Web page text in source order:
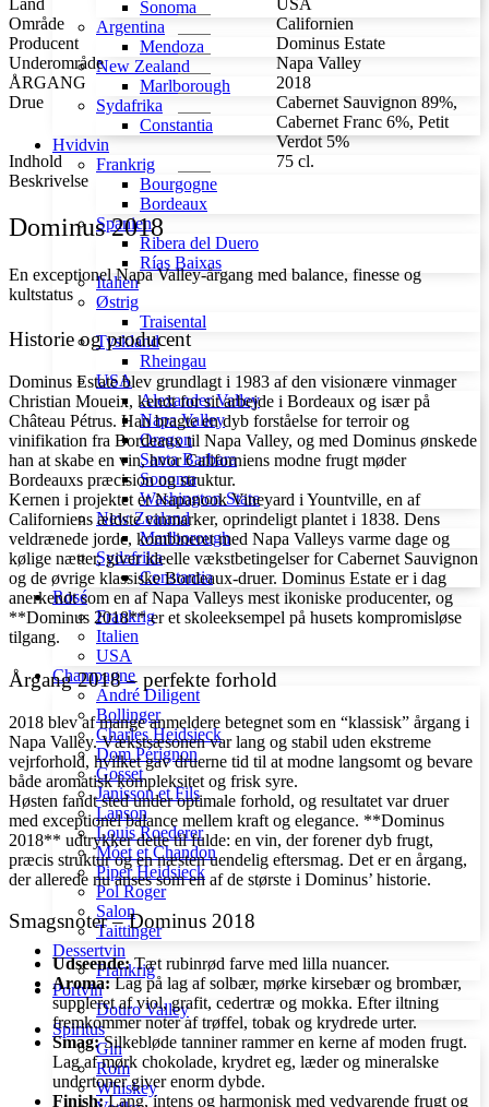
Sonoma
Argentina
Mendoza
New Zealand
Marlborough
Sydafrika
Constantia
Hvidvin
Frankrig
Bourgogne
Bordeaux
Spanien
Ribera del Duero
Rías Baixas
Italien
Østrig
Traisental
Tyskland
Rheingau
USA
Alexander Valley
Napa Valley
Oregon
Santa Barbara
Sonoma
Washington State
New Zealand
Marlborough
Sydafrika
Constantia
Rosé
Frankrig
Italien
USA
Champagne
André Diligent
Bollinger
Charles Heidsieck
Dom Pérignon
Gosset
Janisson et Fils
Lanson
Louis Roederer
Móet et Chandon
Piper Heidsieck
Pol Roger
Salon
Taittinger
Dessertvin
Frankrig
Portvin
Douro Valley
Spiritus
Gin
Rom
Whiskey
Land
USA
Område
Californien
Producent
Dominus Estate
Underområde
Napa Valley
ÅRGANG
2018
Drue
Cabernet Sauvignon 89%,
Cabernet Franc 6%, Petit
Verdot 5%
Indhold
75 cl.
Beskrivelse
Dominus 2018
En exceptionel Napa Valley-årgang med balance, finesse og
kultstatus
Historie og producent
Dominus Estate blev grundlagt i 1983 af den visionære vinmager
Christian Moueix, kendt for sit arbejde i Bordeaux og især på
Château Pétrus. Han bragte en dyb forståelse for terroir og
vinifikation fra Bordeaux til Napa Valley, og med Dominus ønskede
han at skabe en vin, hvor Californiens modne frugt møder
Bordeauxs præcision og struktur.
Kernen i projektet er Napanook Vineyard i Yountville, en af
Californiens ældste vinmarker, oprindeligt plantet i 1838. Dens
veldrænede jorde, kombineret med Napa Valleys varme dage og
kølige nætter, giver ideelle vækstbetingelser for Cabernet Sauvignon
og de øvrige klassiske Bordeaux-druer. Dominus Estate er i dag
anerkendt som en af Napa Valleys mest ikoniske producenter, og
**Dominus 2018** er et skoleeksempel på husets kompromisløse
tilgang.
Årgang 2018 – perfekte forhold
2018 blev af mange anmeldere betegnet som en “klassisk” årgang i
Napa Valley. Vækstsæsonen var lang og stabil uden ekstreme
vejrforhold, hvilket gav druerne tid til at modne langsomt og bevare
både aromatisk kompleksitet og frisk syre.
Høsten fandt sted under optimale forhold, og resultatet var druer
med exceptionel balance mellem kraft og elegance. **Dominus
2018** udtrykker dette til fulde: en vin, der forener dyb frugt,
præcis struktur og en næsten uendelig eftersmag. Det er en årgang,
der allerede nu anses som en af de største i Dominus’ historie.
Smagsnoter – Dominus 2018
Udseende:Tæt rubinrød farve med lilla nuancer.
Aroma:Lag på lag af solbær, mørke kirsebær og brombær,
suppleret af viol, grafit, cedertræ og mokka. Efter iltning
fremkommer noter af trøffel, tobak og krydrede urter.
Smag:Silkebløde tanniner rammer en kerne af moden frugt.
Lag af mørk chokolade, krydret eg, læder og mineralske
undertoner giver enorm dybde.
Finish:Lang, intens og harmonisk med vedvarende frugt og